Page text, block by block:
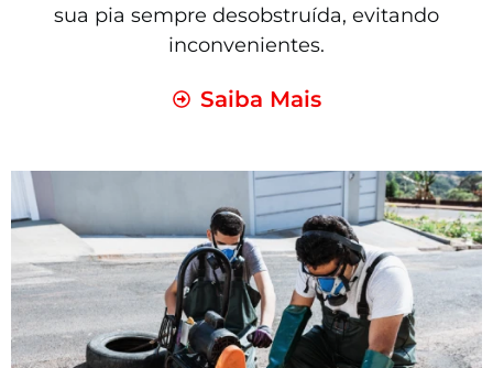
sua pia sempre desobstruída, evitando
inconvenientes.
Saiba Mais